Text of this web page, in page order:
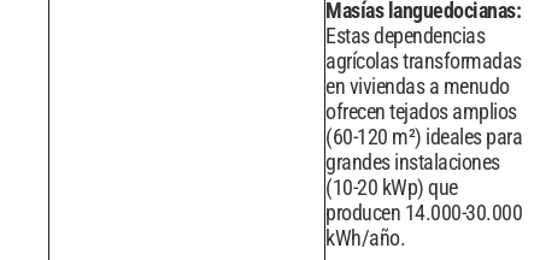
Masías languedocianas:
Estas dependencias
agrícolas transformadas
en viviendas a menudo
ofrecen tejados amplios
(60-120 m²) ideales para
grandes instalaciones
(10-20 kWp) que
producen 14.000-30.000
kWh/año.